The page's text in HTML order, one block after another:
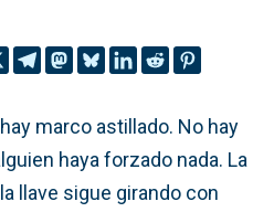
marco astillado. No hay
haya forzado nada. La
llave sigue girando con